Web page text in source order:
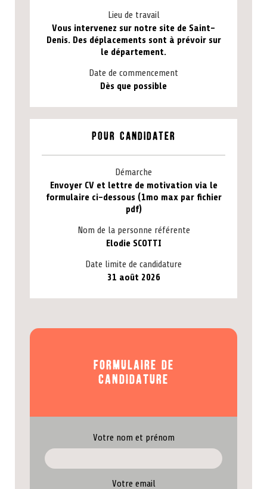
Lieu de travail
Vous intervenez sur notre site de Saint-
Denis. Des déplacements sont à prévoir sur
le département.
Date de commencement
Dès que possible
Pour candidater
Démarche
Envoyer CV et lettre de motivation via le
formulaire ci-dessous (1mo max par fichier
pdf)
Nom de la personne référente
Elodie SCOTTI
Date limite de candidature
31 août 2026
Formulaire de
candidature
Votre nom et prénom
Votre email